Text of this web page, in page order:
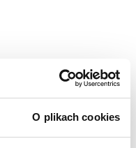
O plikach cookies